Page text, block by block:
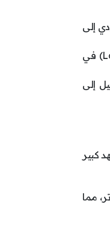
إلى
" (Long-term Potentiation) في
إلى
كبير
مما